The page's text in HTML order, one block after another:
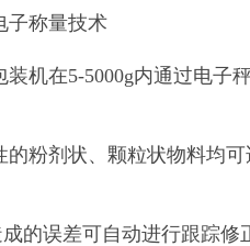
子称量技术
机在5-5000g内通过电子
粉剂状、颗粒状物料均
的误差可自动进行跟踪修